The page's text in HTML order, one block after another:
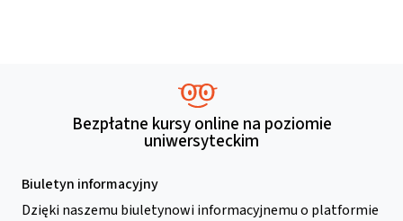
Bezpłatne kursy online na poziomie
uniwersyteckim
Biuletyn informacyjny
Dzięki naszemu biuletynowi informacyjnemu o platformie